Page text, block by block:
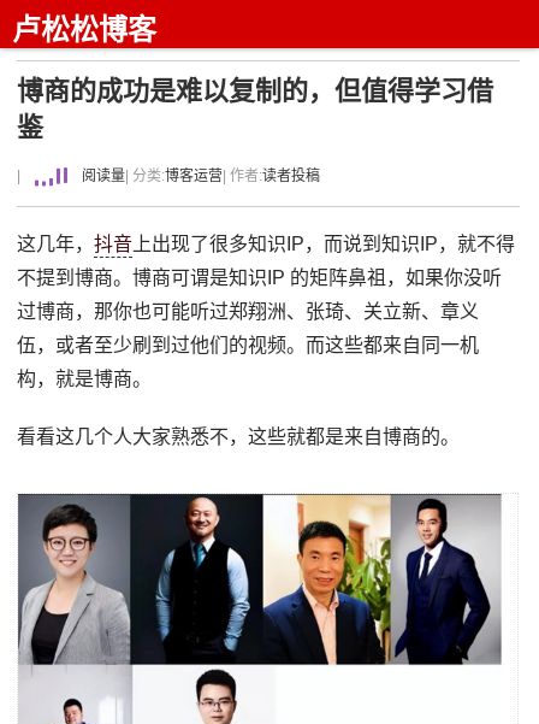
卢松松博客
博商的成功是难以复制的，但值得学习借
鉴
阅读量 | 分类:博客运营 | 作者:读者投稿
这几年，抖音 上出现了很多知识IP，而说到知识IP，就不得
不提到博商。博商可谓是知识IP 的矩阵鼻祖，如果你没听
过博商，那你也可能听过郑翔洲、张琦、关立新、章义
伍，或者至少刷到过他们的视频。而这些都来自同一机
构，就是博商。
看看这几个人大家熟悉不，这些就都是来自博商的。